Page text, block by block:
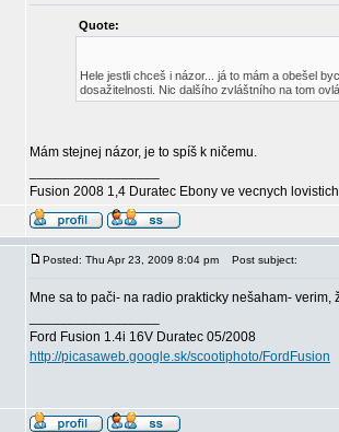
Quote:
Hele jestli chceš i názor... já to mám a obešel
dosažitelnosti. Nic dalšího zvláštního na tom
Mám stejnej názor, je to spíš k ničemu.
Fusion 2008 1,4 Duratec Ebony ve vecnych lovistich
Posted: Thu Apr 23, 2009 8:04 pm Post subject:
Mne sa to pači- na radio prakticky nešaham- verim,
Ford Fusion 1.4i 16V Duratec 05/2008
http://picasaweb.google.sk/scootiphoto/FordFusion